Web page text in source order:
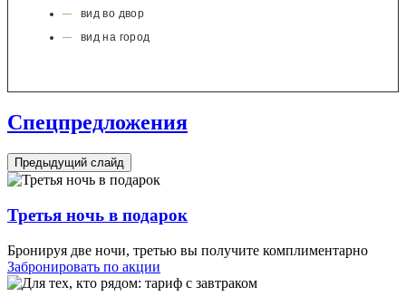
вид во двор
вид на город
Спецпредложения
Предыдущий слайд
Третья ночь в подарок
Бронируя две ночи, третью вы получите комплиментарно
Забронировать по акции